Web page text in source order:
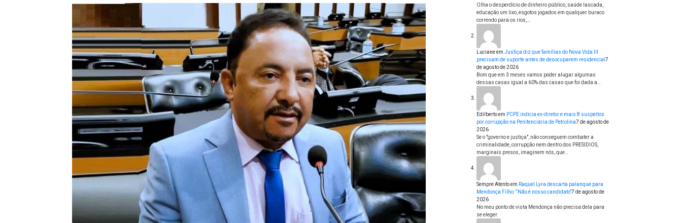
Olha o desperdício de dinheiro público, saúde lascada,
educação um lixo, esgotos jogados em qualquer buraco
correndo para os rios,…
Lucianeem Justiça diz que famílias do Nova Vida III
precisam de suporte antes de desocuparem residencial 7
de agosto de 2026
Bom que em 3 meses vamos poder alugar algumas
dessas casas igual a 60% das casas que foi dada a…
Edilbertoem PCPE indicia ex-diretor e mais 8 suspeitos
por corrupção na Penitenciária de Petrolina7 de agosto de
2026
Se o "governo e justiça", não conseguem combater a
criminalidade, corrupção nem dentro dos PRESIDIOS,
marginais presos, imaginem nós, que…
Sempre Atentoem Raquel Lyra descarta palanque para
Mendonça Filho: “Não é nosso candidato”7 de agosto de
2026
No meu ponto de vista Mendonça não precisa dela para
se eleger.